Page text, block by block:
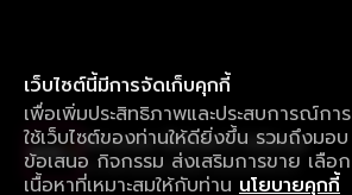
เว็บไซต์นี้มีการจัดเก็บคุกกี้
เพื่อเพิ่มประสิทธิภาพและประสบการณ์การ
ใช้เว็บไซต์ของท่านให้ดียิ่งขึ้น รวมถึงมอบ
ข้อเสนอ กิจกรรม ส่งเสริมการขาย เลือก
เนื้อหาที่เหมาะสมให้กับท่าน นโยบายคุกกี้
ใช้งานแอป ลื่นไหลกว่า ไม่มีสะดุด
ดาวน์โหลดแอปเพื่อการรับชมที่ดีกว่า